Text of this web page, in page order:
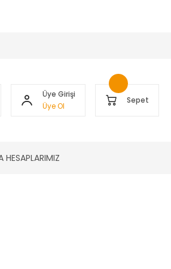
Üye Girişi
Üye Ol
Sepet
HESAPLARIMIZ